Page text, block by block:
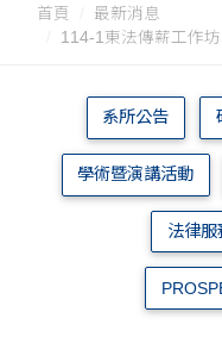
首頁
最新消息
114-1東法傳薪工作
系所公告
學術暨演講活動
法律服